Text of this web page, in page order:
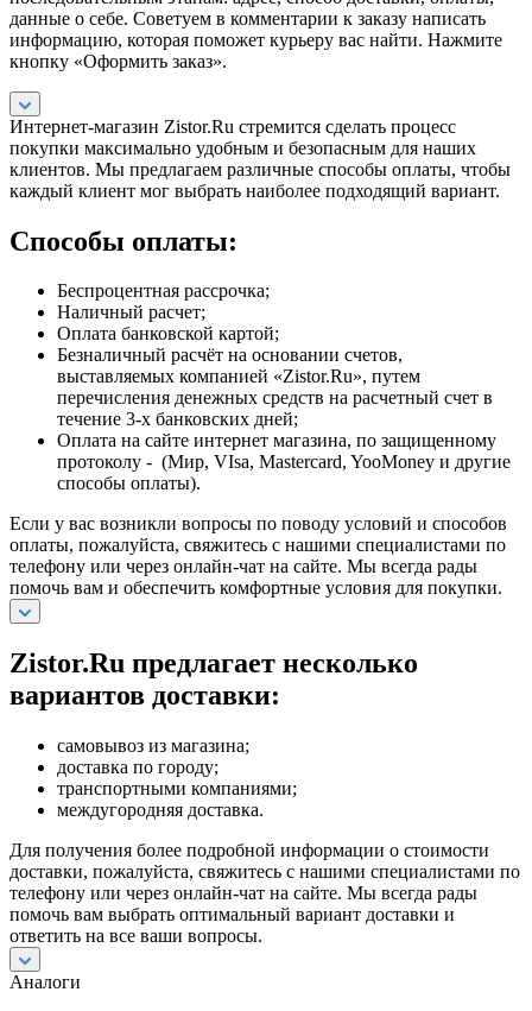
данные о себе. Советуем в комментарии к заказу написать
информацию, которая поможет курьеру вас найти. Нажмите
кнопку «Оформить заказ».
Интернет-магазин Zistor.Ru стремится сделать процесс
покупки максимально удобным и безопасным для наших
клиентов. Мы предлагаем различные способы оплаты, чтобы
каждый клиент мог выбрать наиболее подходящий вариант.
Способы оплаты:
Беспроцентная рассрочка;
Наличный расчет;
Оплата банковской картой;
Безналичный расчёт на основании счетов,
выставляемых компанией «Zistor.Ru», путем
перечисления денежных средств на расчетный счет в
течение 3-х банковских дней;
Оплата на сайте интернет магазина, по защищенному
протоколу - (Мир, VIsa, Mastercard, YooMoney и другие
способы оплаты).
Если у вас возникли вопросы по поводу условий и способов
оплаты, пожалуйста, свяжитесь с нашими специалистами по
телефону или через онлайн-чат на сайте. Мы всегда рады
помочь вам и обеспечить комфортные условия для покупки.
Zistor.Ru предлагает несколько
вариантов доставки:
самовывоз из магазина;
доставка по городу;
транспортными компаниями;
междугородняя доставка.
Для получения более подробной информации о стоимости
доставки, пожалуйста, свяжитесь с нашими специалистами по
телефону или через онлайн-чат на сайте. Мы всегда рады
помочь вам выбрать оптимальный вариант доставки и
ответить на все ваши вопросы.
Аналоги